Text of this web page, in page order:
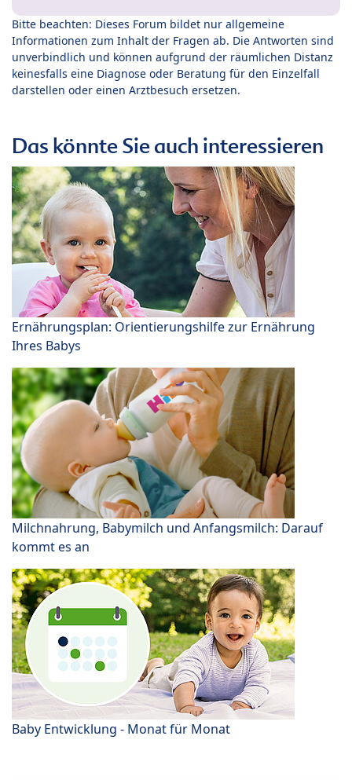
Bitte beachten: Dieses Forum bildet nur allgemeine
Informationen zum Inhalt der Fragen ab. Die Antworten sind
unverbindlich und können aufgrund der räumlichen Distanz
keinesfalls eine Diagnose oder Beratung für den Einzelfall
darstellen oder einen Arztbesuch ersetzen.
Das könnte Sie auch interessieren
Ernährungsplan: Orientierungshilfe zur Ernährung
Ihres Babys
Milchnahrung, Babymilch und Anfangsmilch: Darauf
kommt es an
Baby Entwicklung - Monat für Monat